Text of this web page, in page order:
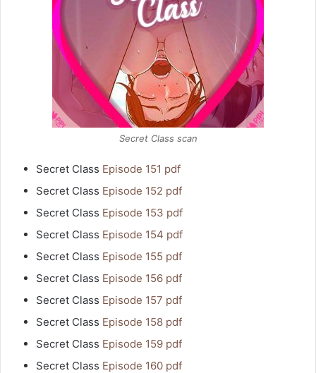
Secret Class scan
Secret Class Episode 151 pdf
Secret Class Episode 152 pdf
Secret Class Episode 153 pdf
Secret Class Episode 154 pdf
Secret Class Episode 155 pdf
Secret Class Episode 156 pdf
Secret Class Episode 157 pdf
Secret Class Episode 158 pdf
Secret Class Episode 159 pdf
Secret Class Episode 160 pdf